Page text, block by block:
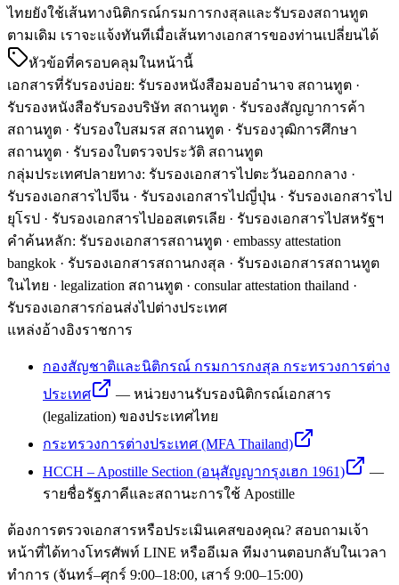
ไทยยังใช้เส้นทางนิติกรณ์กรมการกงสุลและรับรองสถานทูต
ตามเดิม เราจะแจ้งทันทีเมื่อเส้นทางเอกสารของท่านเปลี่ยนได้
หัวข้อที่ครอบคลุมในหน้านี้
เอกสารที่รับรองบ่อย: รับรองหนังสือมอบอำนาจ สถานทูต ·
รับรองหนังสือรับรองบริษัท สถานทูต · รับรองสัญญาการค้า
สถานทูต · รับรองใบสมรส สถานทูต · รับรองวุฒิการศึกษา
สถานทูต · รับรองใบตรวจประวัติ สถานทูต
กลุ่มประเทศปลายทาง: รับรองเอกสารไปตะวันออกกลาง ·
รับรองเอกสารไปจีน · รับรองเอกสารไปญี่ปุ่น · รับรองเอกสารไป
ยุโรป · รับรองเอกสารไปออสเตรเลีย · รับรองเอกสารไปสหรัฐฯ
คำค้นหลัก: รับรองเอกสารสถานทูต · embassy attestation
bangkok · รับรองเอกสารสถานกงสุล · รับรองเอกสารสถานทูต
ในไทย · legalization สถานทูต · consular attestation thailand ·
รับรองเอกสารก่อนส่งไปต่างประเทศ
แหล่งอ้างอิงราชการ
กองสัญชาติและนิติกรณ์ กรมการกงสุล กระทรวงการต่าง
ประเทศ
— หน่วยงานรับรองนิติกรณ์เอกสาร
(legalization) ของประเทศไทย
กระทรวงการต่างประเทศ (MFA Thailand)
HCCH – Apostille Section (อนุสัญญากรุงเฮก 1961)
—
รายชื่อรัฐภาคีและสถานะการใช้ Apostille
ต้องการตรวจเอกสารหรือประเมินเคสของคุณ? สอบถามเจ้า
หน้าที่ได้ทางโทรศัพท์ LINE หรืออีเมล ทีมงานตอบกลับในเวลา
ทำการ (จันทร์–ศุกร์ 9:00–18:00, เสาร์ 9:00–15:00)